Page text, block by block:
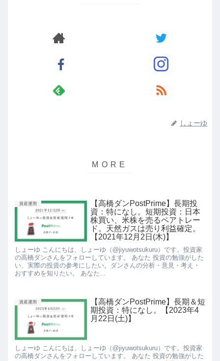
しょーゆ
資産運用
【高橋ダンPostPrime】長期投
資：特になし。短期投資：日本
株買い、米株を売るペアトレー
ド。天然ガスは売り利益確定。
【2021年12月2日(木)】
しょーゆ こんにちは、しょーゆ（@jiyuwotsukuru）です。投資家
の高橋ダンさんをフォローしています。 あなた 投資の勉強がした
い、実際の投資の参考にしたい。ダンさんの分析・意見・考え・
おすすめを知りたい。 あなた...
資産運用
【高橋ダンPostPrime】長期＆短
期投資：特になし。【2023年4
月22日(土)】
しょーゆ こんにちは、しょーゆ（@jiyuwotsukuru）です。投資家
の高橋ダンさんをフォローしています。 あなた 投資の勉強がした